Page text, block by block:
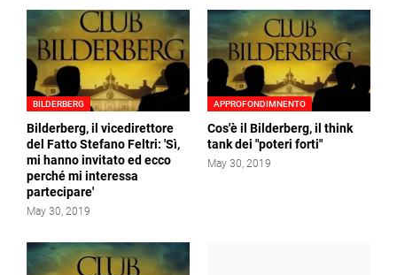
BILDERBERG
Bilderberg, il vicedirettore
del Fatto Stefano Feltri: 'Sì,
mi hanno invitato ed ecco
perché mi interessa
partecipare'
May 30, 2019
APPROFONDIMNENTO
Cos'è il Bilderberg, il think
tank dei "poteri forti"
May 30, 2019